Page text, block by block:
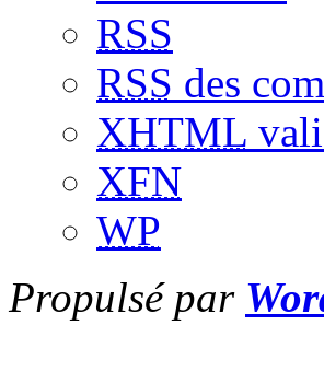
RSS
RSS des
XHTML
XFN
WP
Propulsé par